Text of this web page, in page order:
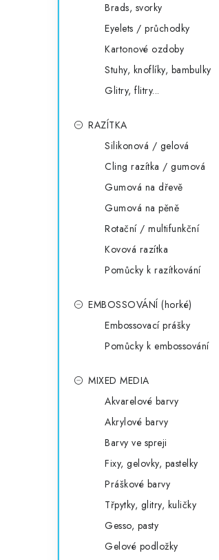
Brads, svorky
Eyelets / průchodky
Kartonové ozdoby
Stuhy, knoflíky, bambulky
Glitry, flitry...
RAZÍTKA
Silikonová / gelová
Cling razítka / gumová
Gumová na dřevě
Gumová na pěně
Rotační / multifunkční
Kovová razítka
Pomůcky k razítkování
EMBOSSOVÁNÍ (horké)
Embossovací prášky
Pomůcky k embossování
MIXED MEDIA
Akvarelové barvy
Akrylové barvy
Barvy ve spreji
Fixy, gelovky, pastelky
Práškové barvy
Třpytky, glitry, kuličky
Gesso, pasty
Gelové podložky